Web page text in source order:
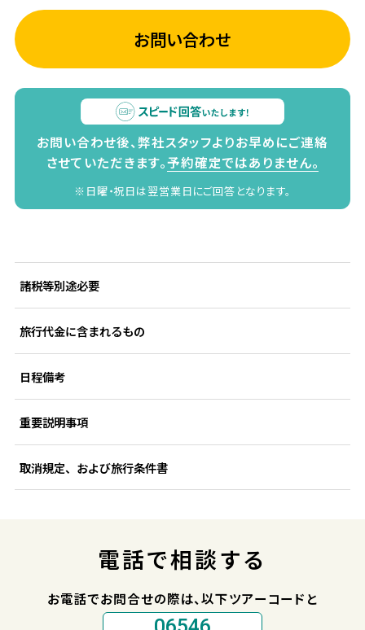
お問い合わせ
お問い合わせ後、弊社スタッフよりお早めにご連絡
させていただきます。予約確定ではありません。
※日曜・祝日は翌営業日にご回答となります。
諸税等別途必要
旅行代金に含まれるもの
日程備考
重要説明事項
取消規定、および旅行条件書
電話で相談する
お電話でお問合せの際は、以下ツアーコードと